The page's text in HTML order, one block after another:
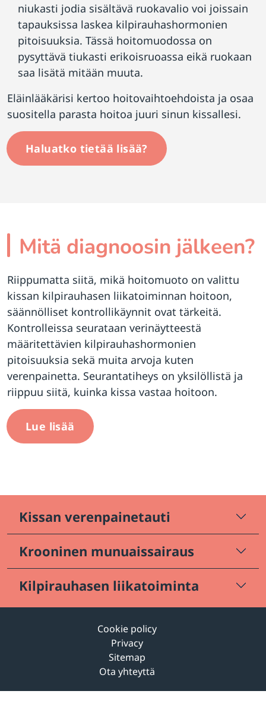
niukasti jodia sisältävä ruokavalio voi joissain
tapauksissa laskea kilpirauhashormonien
pitoisuuksia. Tässä hoitomuodossa on
pysyttävä tiukasti erikoisruoassa eikä ruokaan
saa lisätä mitään muuta.
Eläinlääkärisi kertoo hoitovaihtoehdoista ja osaa
suositella parasta hoitoa juuri sinun kissallesi.
Haluatko tietää lisää?
Mitä diagnoosin jälkeen?
Riippumatta siitä, mikä hoitomuoto on valittu
kissan kilpirauhasen liikatoiminnan hoitoon,
säännölliset kontrollikäynnit ovat tärkeitä.
Kontrolleissa seurataan verinäytteestä
määritettävien kilpirauhashormonien
pitoisuuksia sekä muita arvoja kuten
verenpainetta. Seurantatiheys on yksilöllistä ja
riippuu siitä, kuinka kissa vastaa hoitoon.
Lue lisää
Kissan verenpainetauti
Krooninen munuaissairaus
Kilpirauhasen liikatoiminta
Cookie policy
Privacy
Sitemap
Ota yhteyttä